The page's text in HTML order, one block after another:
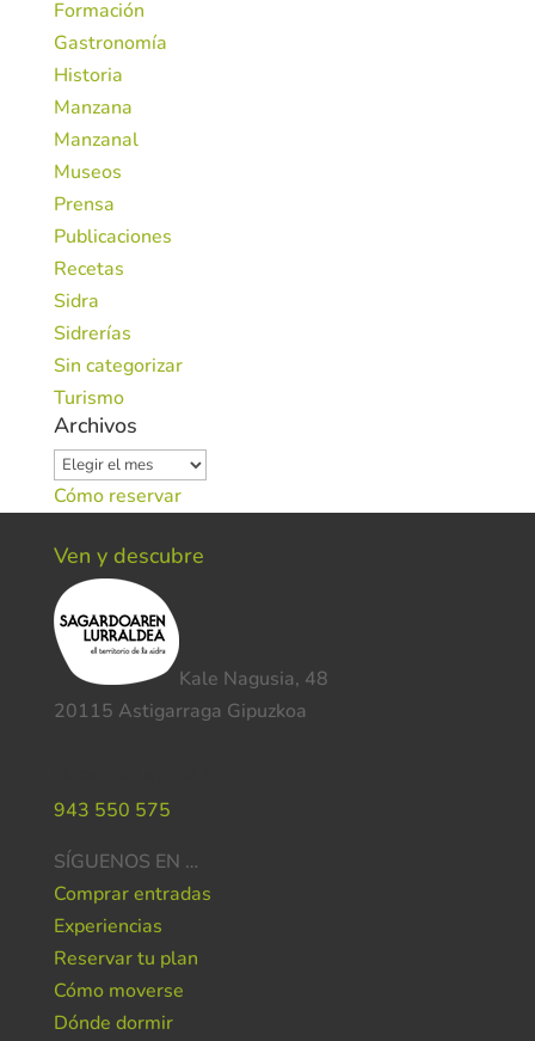
Formación
Gastronomía
Historia
Manzana
Manzanal
Museos
Prensa
Publicaciones
Recetas
Sidra
Sidrerías
Sin categorizar
Turismo
Archivos
Archivos
Cómo reservar
Ven y descubre
Kale Nagusia, 48
20115 Astigarraga Gipuzkoa
943 550 575
SÍGUENOS EN …
Comprar entradas
Experiencias
Reservar tu plan
Cómo moverse
Dónde dormir